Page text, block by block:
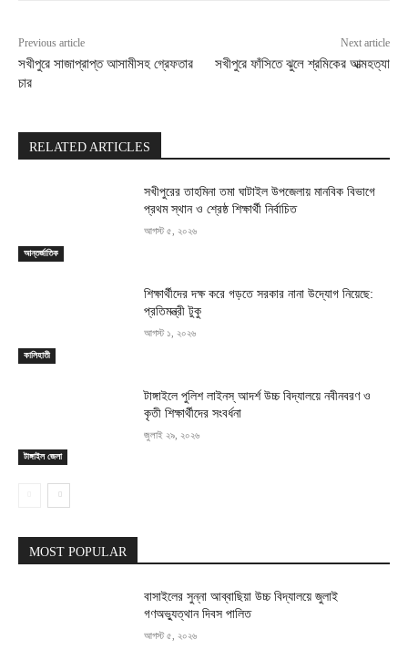
Previous article
সখীপুরে সাজাপ্রাপ্ত আসামীসহ গ্রেফতার
চার
Next article
সখীপুরে ফাঁসিতে ঝুলে শ্রমিকের আত্মহত্যা
RELATED ARTICLES
আন্তর্জাতিক
সখীপুরের তাহমিনা তমা ঘাটাইল উপজেলায় মানবিক বিভাগে
প্রথম স্থান ও শ্রেষ্ঠ শিক্ষার্থী নির্বাচিত
আগস্ট ৫, ২০২৬
কালিহাতী
শিক্ষার্থীদের দক্ষ করে গড়তে সরকার নানা উদ্যোগ নিয়েছে:
প্রতিমন্ত্রী টুকু
আগস্ট ১, ২০২৬
টাঙ্গাইল জেলা
টাঙ্গাইলে পুলিশ লাইনস্ আদর্শ উচ্চ বিদ্যালয়ে নবীনবরণ ও
কৃতী শিক্ষার্থীদের সংবর্ধনা
জুলাই ২৯, ২০২৬
MOST POPULAR
বাসাইলের সুন্না আব্বাছিয়া উচ্চ বিদ্যালয়ে জুলাই
গণঅভ্যুত্থান দিবস পালিত
আগস্ট ৫, ২০২৬